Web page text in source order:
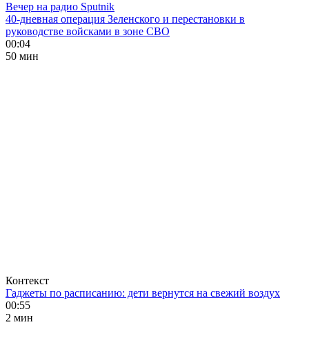
Вечер на радио Sputnik
40-дневная операция Зеленского и перестановки в
руководстве войсками в зоне СВО
00:04
50 мин
Контекст
Гаджеты по расписанию: дети вернутся на свежий воздух
00:55
2 мин